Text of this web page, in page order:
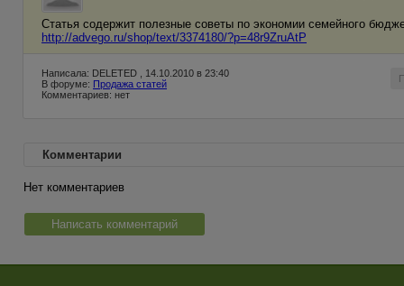
Статья содержит полезные советы по экономии семейного
http://advego.ru/shop/text/3374180/?p=48r9ZruAtP
Написала: DELETED , 14.10.2010 в 23:40
В форуме: Продажа статей
Комментариев: нет
Комментарии
Нет комментариев
Написать комментарий